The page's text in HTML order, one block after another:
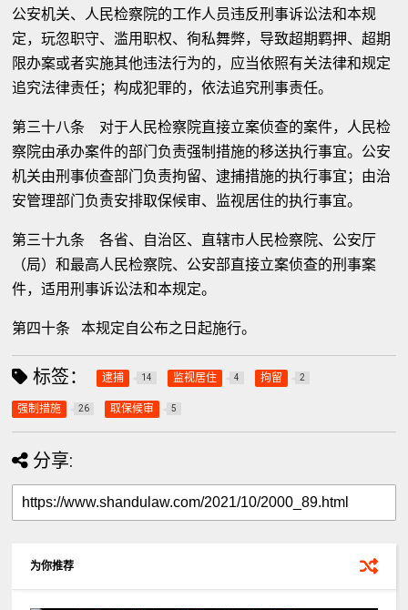
公安机关、人民检察院的工作人员违反刑事诉讼法和本规
定，玩忽职守、滥用职权、徇私舞弊，导致超期羁押、超期
限办案或者实施其他违法行为的，应当依照有关法律和规定
追究法律责任；构成犯罪的，依法追究刑事责任。
第三十八条 对于人民检察院直接立案侦查的案件，人民检
察院由承办案件的部门负责强制措施的移送执行事宜。公安
机关由刑事侦查部门负责拘留、逮捕措施的执行事宜；由治
安管理部门负责安排取保候审、监视居住的执行事宜。
第三十九条 各省、自治区、直辖市人民检察院、公安厅
（局）和最高人民检察院、公安部直接立案侦查的刑事案
件，适用刑事诉讼法和本规定。
第四十条 本规定自公布之日起施行。
标签： 逮捕 14 监视居住 4 拘留 2
强制措施 26 取保候审 5
分享:
为你推荐